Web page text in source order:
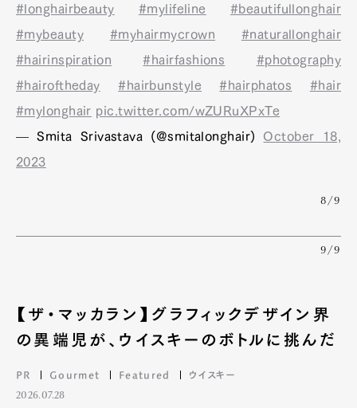
#longhairbeauty
#mylifeline
#beautifullonghair
#mybeauty
#myhairmycrown
#naturallonghair
#hairinspiration
#hairfashions
#photography
#hairoftheday
#hairbunstyle #hairphatos
#hair
#mylonghair pic.twitter.com/wZURuXPxTe
— Smita Srivastava (@smitalonghair) October 18,
2023
8/9
9/9
【ザ・マッカラン】グラフィックデザイン界
の異端児が、ウイスキーのボトルに挑んだ
PR Gourmet Featured ウイスキー
2026.07.28